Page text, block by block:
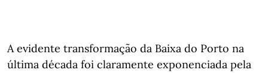
A evidente transformação da Baixa do Porto na
última década foi claramente exponenciada pela